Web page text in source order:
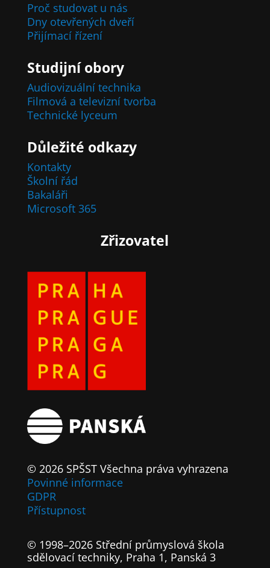
Proč studovat u nás
Dny otevřených dveří
Přijímací řízení
Studijní obory
Audiovizuální technika
Filmová a televizní tvorba
Technické lyceum
Důležité odkazy
Kontakty
Školní řád
Bakaláři
Microsoft 365
Zřizovatel
© 2026 SPŠST Všechna práva vyhrazena
Povinné informace
GDPR
Přístupnost
© 1998–2026 Střední průmyslová škola
sdělovací techniky, Praha 1, Panská 3